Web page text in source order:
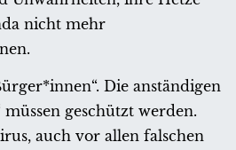
nicht mehr
Die anständigen
geschützt werden.
auch vor allen falschen